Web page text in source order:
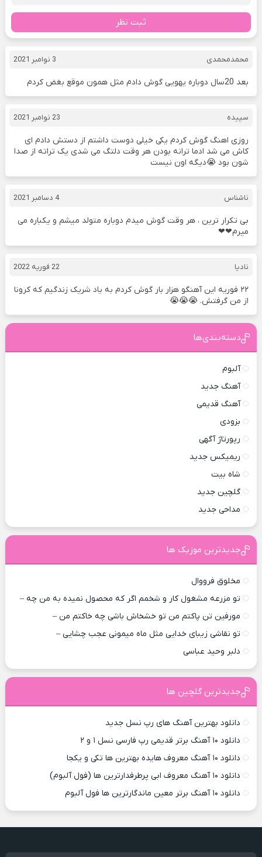
ثبت نظر
محمدمحمدی 3 نوامبر 2021
بعد 20سال دوباره یهویی گوش دادم مثل همون موقع بغض کردم
سپیده 23 نوامبر 2021
روزی اهنگ گوش کردم یکی خیلی دوست داشتم از دستش دادم ای
کاش می شد ادما ترانه بودن هر وقت دلتگ می شدی یک تراته از صدا
شون بود 😭دیگه اون نیست
ناشناس 4 دسامبر 2021
بی تکرار ترین ، هر وقت گوش میدم دوباره متولد میشم و یکباره می
میرم❤❤
نادیا 22 فوریه 2022
۲۲ فوریه این آهنگو هزار بار گوش کردم به یاد شریک زندگیم که کرونا
از من گرفتش. 😭😭😭
دسته‌بندی‌ها
آلبوم
آهنگ جدید
آهنگ قدیمی
بزودی
رپورتاژ آگهی
ریمیکس جدید
شاه بیت
گلچین جدید
مداحی جدید
جدیدترین موزیک ها
مخلوق فرووال
تو مزرعه مشغول کار و شخمم اگر که محصول نمیده به من چه –
مورفین تن پاکتم من تو خشخاش باشی چه خاکتم من –
تو نقاشی زیبای خدایی مثل ماه میمونی عجب چشایی –
دلبر وحید عباسی
جدیدترین گلچین ها
دانلود بهترین آهنگ های رپ نسل جدید
دانلود ۱۰ آهنگ برتر قدیمی رپ فارسی نسل ۱ و ۲
دانلود ۱۰ آهنگ معروف هایده بهترین ها تکی و یکجا
دانلود ۱۰ آهنگ معروف ابی پرطرفدارترین ها (فول آلبوم)
دانلود ۱۰ آهنگ برتر معین ماندگارترین ها فول آلبوم